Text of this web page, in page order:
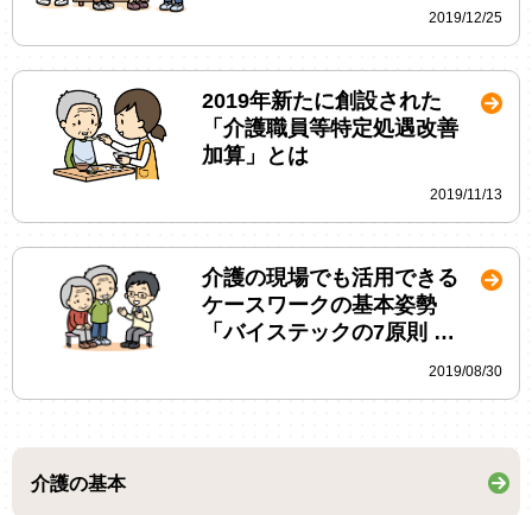
2019/12/25
2019年新たに創設された
「介護職員等特定処遇改善
加算」とは
2019/11/13
介護の現場でも活用できる
ケースワークの基本姿勢
「バイステックの7原則 …
2019/08/30
介護の基本